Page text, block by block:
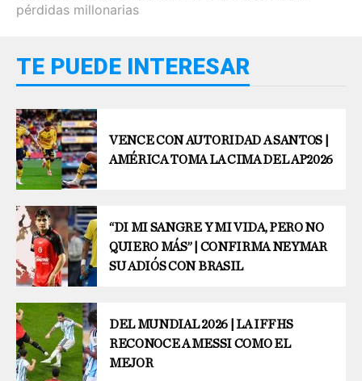
pérdidas millonarias
TE PUEDE INTERESAR
VENCE CON AUTORIDAD A SANTOS |
AMÉRICA TOMA LA CIMA DEL AP2026
“DI MI SANGRE Y MI VIDA, PERO NO
QUIERO MÁS” | CONFIRMA NEYMAR
SU ADIÓS CON BRASIL
DEL MUNDIAL 2026 | LA IFFHS
RECONOCE A MESSI COMO EL
MEJOR